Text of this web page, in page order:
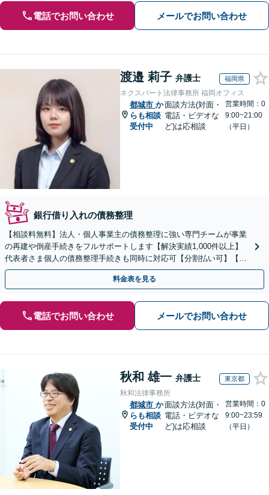
電話でお問い合わせ メールでお問い合わせ
渡邉 莉子 弁護士 福岡県
ネクスパート法律事務所 福岡オフィス
都城市 か
らも相談
受付中
面談方法(対面・
電話・ビデオな
ど)は応相談
営業時間：0
9:00~21:00
（平日）
銀行借り入れの債務整理
【相談料無料】法人・個人事業主の債務整理に強い専門チームが事業
の再建や倒産手続きをフルサポートします【解決実績1,000件以上】
代表者さま個人の債務整理手続きも同時に対応可【分割払い可】【後
払い応相談】【夜間・休日相談可】
料金表を見る
電話でお問い合わせ メールでお問い合わせ
秋和 雄一 弁護士 東京都
秋和法律事務所
都城市 か
らも相談
受付中
面談方法(対面・
電話・ビデオな
ど)は応相談
営業時間：0
9:00~23:59
（平日）